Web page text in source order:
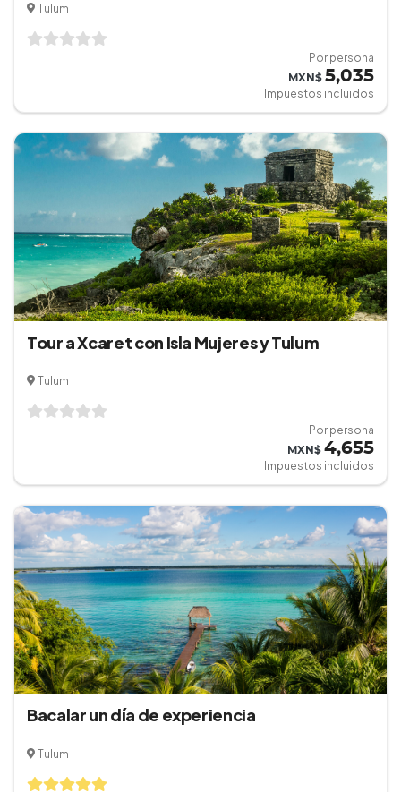
Tulum
Por persona
MXN$ 5,035
Impuestos incluidos
Tour a Xcaret con Isla Mujeres y Tulum
Tulum
Por persona
MXN$ 4,655
Impuestos incluidos
Bacalar un día de experiencia
Tulum